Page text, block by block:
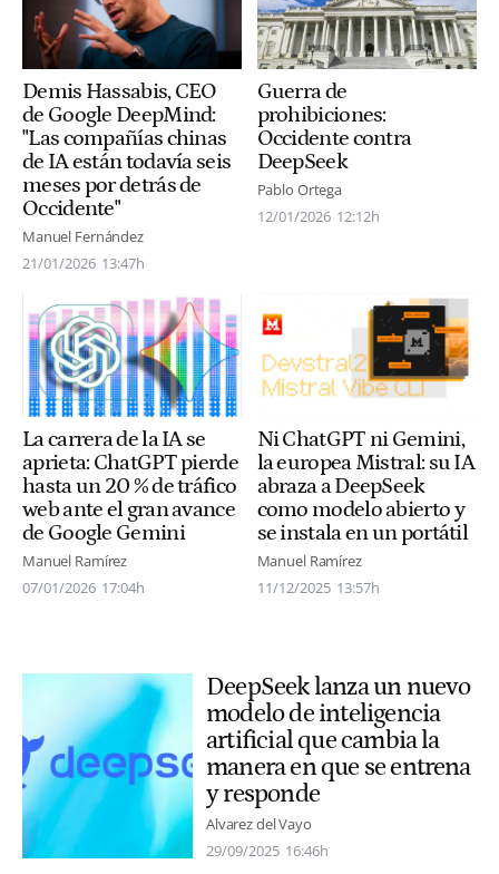
Demis Hassabis, CEO
de Google DeepMind:
"Las compañías chinas
de IA están todavía seis
meses por detrás de
Occidente"
Manuel Fernández
21/01/2026 13:47h
Guerra de
prohibiciones:
Occidente contra
DeepSeek
Pablo Ortega
12/01/2026 12:12h
La carrera de la IA se
aprieta: ChatGPT pierde
hasta un 20 % de tráfico
web ante el gran avance
de Google Gemini
Manuel Ramírez
07/01/2026 17:04h
Ni ChatGPT ni Gemini,
la europea Mistral: su IA
abraza a DeepSeek
como modelo abierto y
se instala en un portátil
Manuel Ramírez
11/12/2025 13:57h
DeepSeek lanza un nuevo
modelo de inteligencia
artificial que cambia la
manera en que se entrena
y responde
Alvarez del Vayo
29/09/2025 16:46h